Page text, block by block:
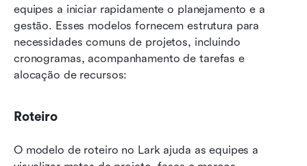
equipes a iniciar rapidamente o planejamento e a
gestão. Esses modelos fornecem estrutura para
necessidades comuns de projetos, incluindo
cronogramas, acompanhamento de tarefas e
alocação de recursos:
Roteiro
O modelo de roteiro no Lark ajuda as equipes a